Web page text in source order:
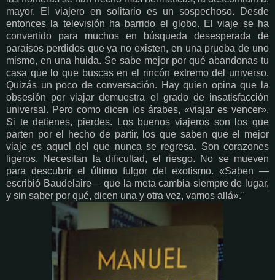
mayor. El viajero en solitario es un sospechoso. Desde
entonces la televisión ha barrido el globo. El viaje se ha
convertido para muchos en búsqueda desesperada de
paraísos perdidos que ya no existen, en una prueba de uno
mismo, en una huida. Se sabe mejor por qué abandonas tu
casa que lo que buscas en el rincón extremo del universo.
Quizás un poco de conversación. Hay quien opina que la
obsesión por viajar demuestra el grado de insatisfacción
universal. Pero como dicen los árabes, «viajar es vencer».
Si te detienes, pierdes. Los buenos viajeros son los que
parten por el hecho de partir, los que saben que el mejor
viaje es aquel del que nunca se regresa. Son corazones
ligeros. Necesitan la dificultad, el riesgo. No se mueven
para descubrir el último fulgor del exotismo. «Saben —
escribió Baudelaire— que la meta cambia siempre de lugar,
y sin saber por qué, dicen una y otra vez, vamos allá»."